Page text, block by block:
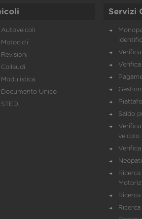
Autoveicoli
Motocicli
Revisioni
Collaudi
Modulistica
Documento Unico
STED
Servizi
Saldo
veicolo